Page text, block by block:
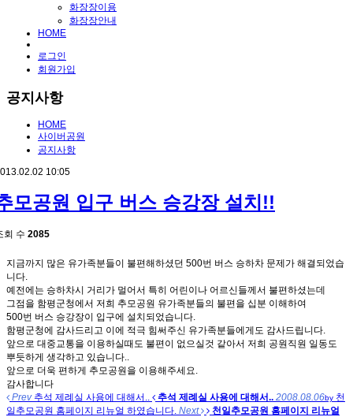
화장장이용
화장장안내
HOME
로그인
회원가입
공지사항
HOME
사이버공원
공지사항
10:05
모공원 입구 버스 승강장 설치!!
회 수 2085
지금까지 많은 유가족분들이 불편해하셨던 500번 버스 승하차 문제가 해결되었습
니다.
예전에는 승하차시 거리가 멀어서 특히 어린이나 어르신들께서 불편하셨는데
그점을 함평군청에서 저희 추모공원 유가족분들의 불편을 십분 이해하여
500번 버스 승강장이 입구에 설치되었습니다.
함평군청에 감사드리고 이에 적극 힘써주신 유가족분들에게도 감사드립니다.
앞으로 대중교통을 이용하실때도 불편이 없으실것 같아서 저희 공원직원 일동도
뿌듯하게 생각하고 있습니다..
앞으로 더욱 편하게 추모공원을 이용해주세요.
감사합니다
Prev추석 제례실 사용에 대해서.. 추석 제례실 사용에 대해서.. 2008.08.06by 천
일추모공원 홈페이지 리뉴얼 하였습니다. Next
천일추모공원 홈페이지 리뉴얼